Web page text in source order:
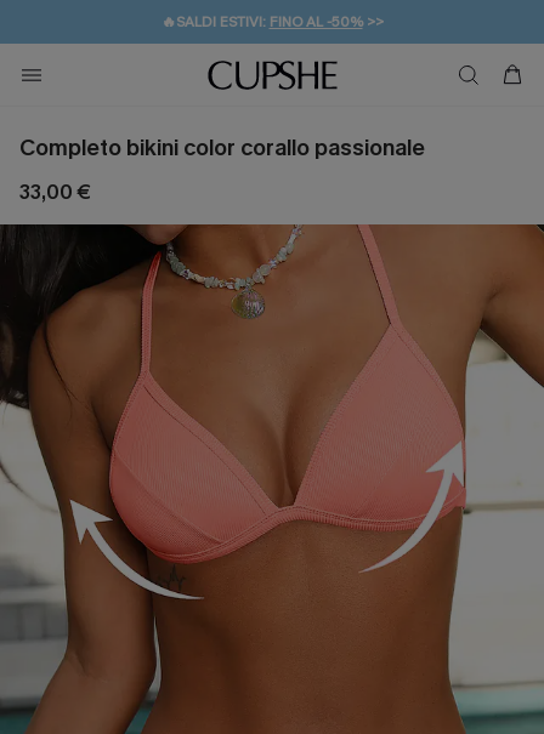
🔥SALDI ESTIVI: FINO AL -50%>>
🚚SPEDIZIONE GRATUITA DA 49€
💌REGALO PER I NUOVI: 20% DI SCONTO*
Completo bikini color corallo passionale
33,00 €